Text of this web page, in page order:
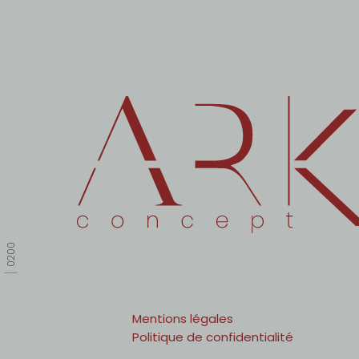
0200
Mentions légales
Politique de confidentialité